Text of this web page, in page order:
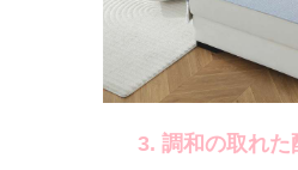
3. 調和の取れた